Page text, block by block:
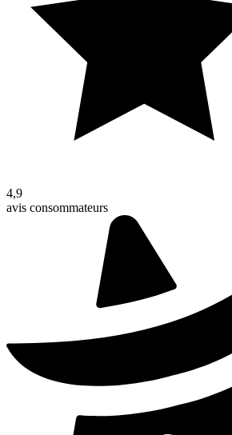
4,9
avis consommateurs